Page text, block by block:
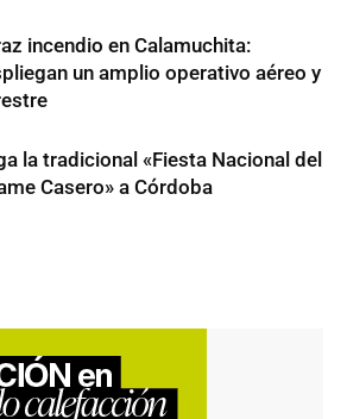
incendio en Calamuchita:
un amplio operativo aéreo y
la tradicional «Fiesta Nacional del
Casero» a Córdoba